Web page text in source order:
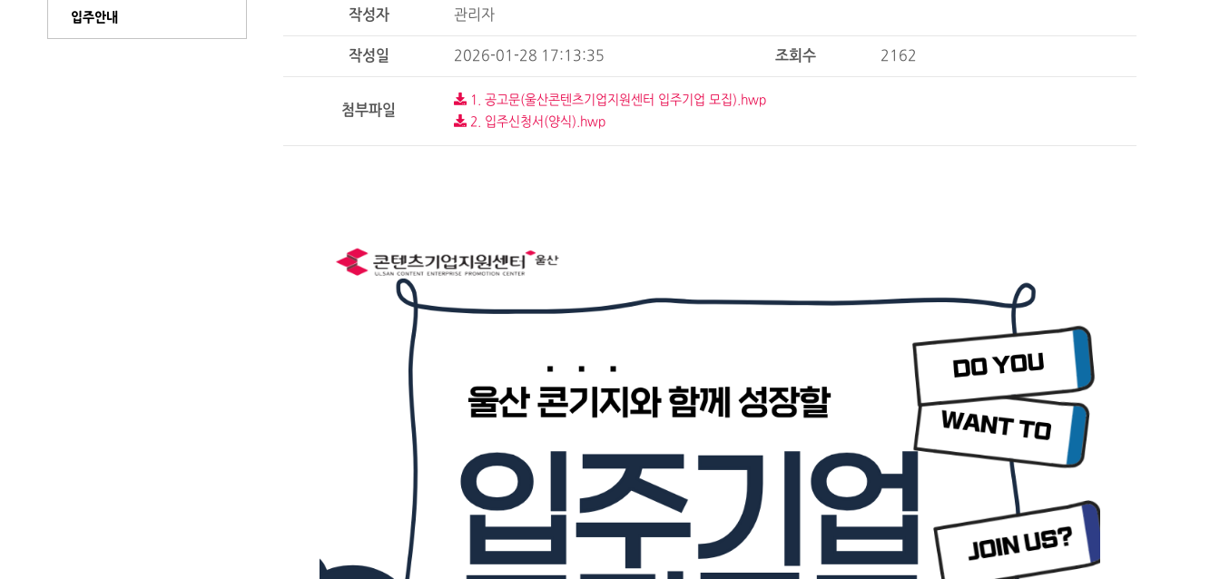
입주안내 작성자 관리자
작성일 2026-01-28 17:13:35 조회수 2162
첨부파일
1. 공고문(울산콘텐츠기업지원센터 입주기업 모집).hwp
2. 입주신청서(양식).hwp